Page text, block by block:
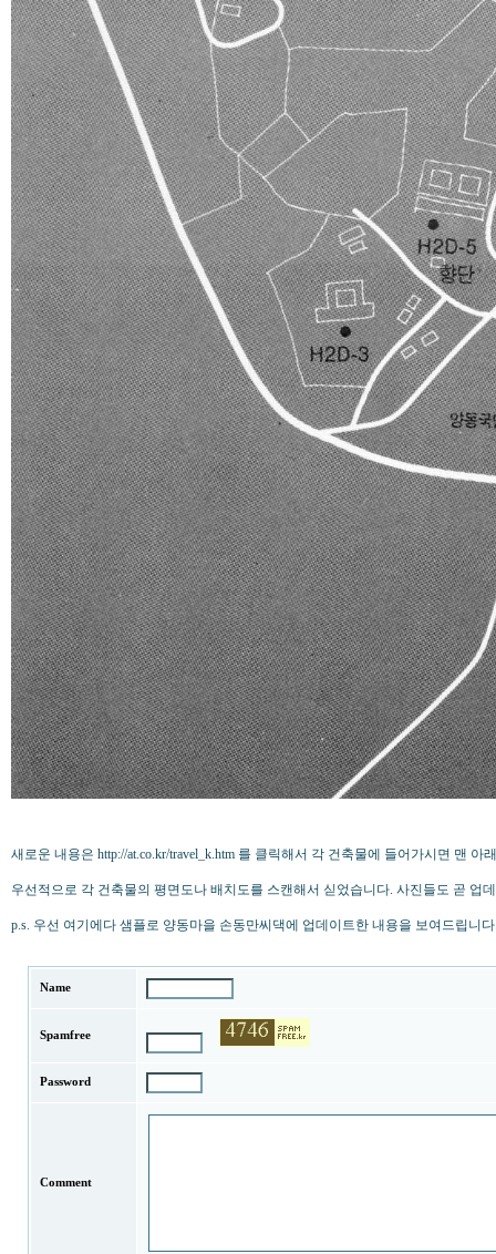
새로운 내용은 http://at.co.kr/travel_k.htm 를 클릭해서 각 건축물에 들어가시면 맨 아
우선적으로 각 건축물의 평면도나 배치도를 스캔해서 싣었습니다. 사진들도 곧 업
p.s. 우선 여기에다 샘플로 양동마을 손동만씨댁에 업데이트한 내용을 보여드립니
Name
Spamfree
Password
Comment